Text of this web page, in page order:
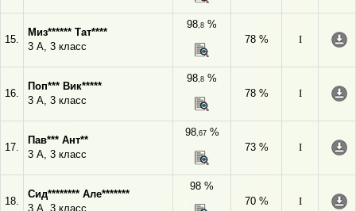
15.
Миз****** Тат****
3 А, 3 класс
98,8 %
78 %
I
16.
Поп*** Вик*****
3 А, 3 класс
98,8 %
78 %
I
17.
Пав*** Ант**
3 А, 3 класс
98,67%
73 %
I
18.
Сид******** Але*******
3 А, 3 класс
98 %
70 %
I